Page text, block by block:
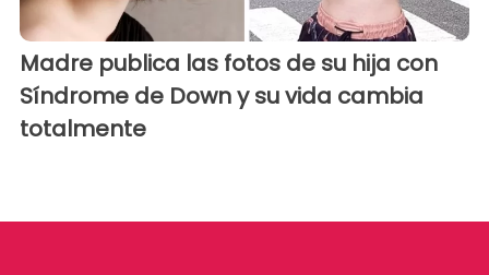
Madre publica las fotos de su hija con
Síndrome de Down y su vida cambia
totalmente